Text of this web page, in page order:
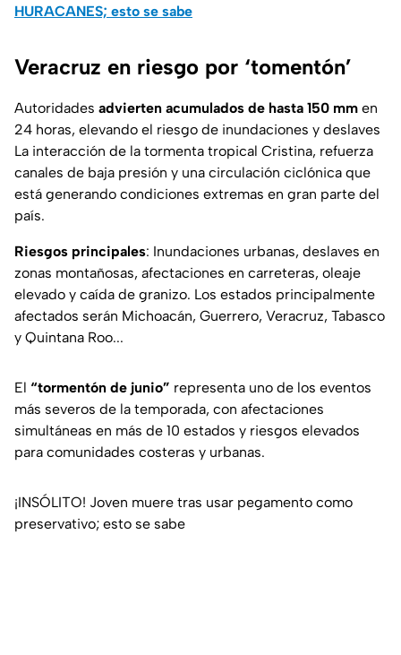
HURACANES; esto se sabe
Veracruz en riesgo por ‘tomentón’
Autoridades advierten acumulados de hasta 150 mm en
24 horas, elevando el riesgo de inundaciones y deslaves
La interacción de la tormenta tropical Cristina, refuerza
canales de baja presión y una circulación ciclónica que
está generando condiciones extremas en gran parte del
país.
Riesgos principales: Inundaciones urbanas, deslaves en
zonas montañosas, afectaciones en carreteras, oleaje
elevado y caída de granizo. Los estados principalmente
afectados serán Michoacán, Guerrero, Veracruz, Tabasco
y Quintana Roo...
El “tormentón de junio” representa uno de los eventos
más severos de la temporada, con afectaciones
simultáneas en más de 10 estados y riesgos elevados
para comunidades costeras y urbanas.
¡INSÓLITO! Joven muere tras usar pegamento como
preservativo; esto se sabe